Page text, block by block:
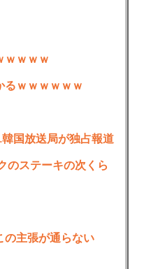
ｗｗｗｗ
るｗｗｗｗｗｗ
国放送局が独占報道
のステーキの次くら
の主張が通らない